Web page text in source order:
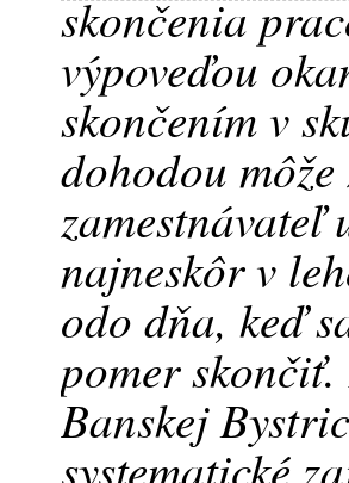
skončenia
výpoveďou
skončením v
dohodou
najneskôr v
odo dňa, keď
pomer
Banskej
systematické